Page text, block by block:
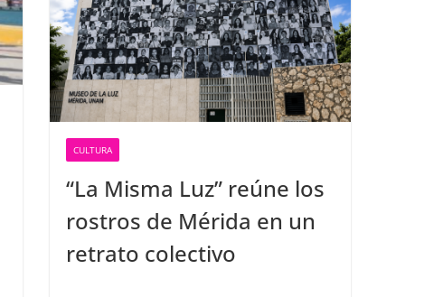
CULTURA
“La Misma Luz” reúne los
rostros de Mérida en un
retrato colectivo